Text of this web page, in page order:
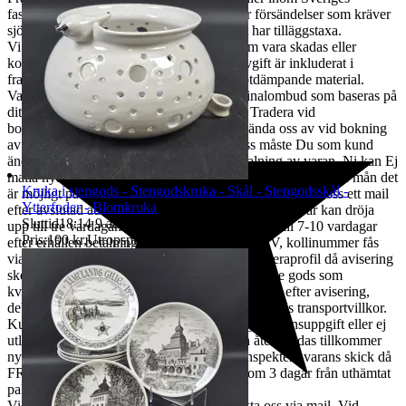
fastland, extra kostnader kan tillkomma för försändelser som kräver
sjö -& flygfrakt samt orter där fraktbolaget har tilläggstaxa.
Vi ansvarar för risken vid transport, dvs. om vara skadas eller
kommer bort under transport. Emballageavgift är inkluderat i
fraktpriset. Vi packar omsorgsfullt med stötdämpande material.
Varan skickas till ditt närmsta ombud/terminalombud som baseras på
ditt postnummer. Den adress Du angett på Tradera vid
bokningstillfället är den vi kommer att använda oss av vid bokning
av frakt. Ska varan skickas till annan adress måste Du som kund
ändra adressen i er Traderaprofil innan betalning av varan. Ni kan Ej
maila nya adressuppgifter till oss. Vi erbjuder samfrakt i den mån det
är möjligt på auktioner som går ut samma dygn. Skicka oss ett mail
efter avslutad auktion för nya betalningsuppgifter, svar kan dröja
upp till tre vardagar. Leverans av vara sker upp till 7-10 vardagar
efter erhållen betalning. All frakt sker med DSV, kollinummer fås
via e-post. Mobilnummer Måste anges i er traderaprofil då avisering
sker via sms. Lagerhyra & retur för skrymmande gods som
kvarligger hos terminalombud i mer än tre dagar efter avisering,
debiteras från dag fyra löpande per dag enl. DSVs transportvillkor.
Kunden står för returkostnaden vid felaktig leveransuppgift eller ej
utlöst paket med minst 200:-, önskas varan åter sändas tillkommer
ny fraktkostnad. Kunden ansvarar för att inspektera varans skick då
FRAKTSKADA måste anmälas till oss inom 3 dagar från uthämtat
paket.
Kruka i stengods - Stengodskruka - Skål - Stengodsskål -
Ytterfoder - Blomkruka
Sluttid18:14 9 aug 18:14
Pris:100 kr,Utropspris